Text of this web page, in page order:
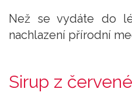
Než se vydáte do
nachlazení přírodní
Sirup z